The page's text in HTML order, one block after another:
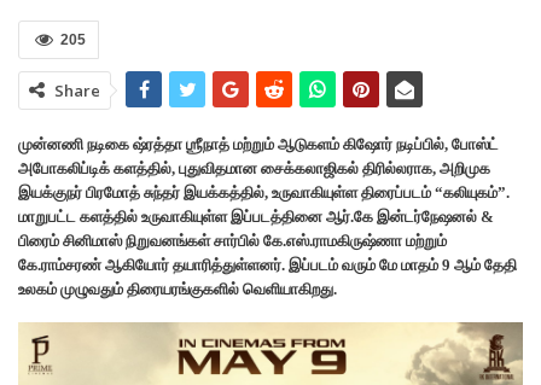
205
Share
முன்னணி நடிகை ஷ்ரத்தா ஶ்ரீநாத் மற்றும் ஆடுகளம் கிஷோர் நடிப்பில், போஸ்ட்
அபோகலிப்டிக் களத்தில், புதுவிதமான சைக்கலாஜிகல் திரில்லராக, அறிமுக
இயக்குநர் பிரமோத் சுந்தர் இயக்கத்தில், உருவாகியுள்ள திரைப்படம் “கலியுகம்”.
மாறுபட்ட களத்தில் உருவாகியுள்ள இப்படத்தினை ஆர்.கே இன்டர்நேஷனல் &
பிரைம் சினிமாஸ் நிறுவனங்கள் சார்பில் கே.எஸ்.ராமகிருஷ்ணா மற்றும்
கே.ராம்சரண் ஆகியோர் தயாரித்துள்ளனர். இப்படம் வரும் மே மாதம் 9 ஆம் தேதி
உலகம் முழுவதும் திரையரங்குகளில் வெளியாகிறது.